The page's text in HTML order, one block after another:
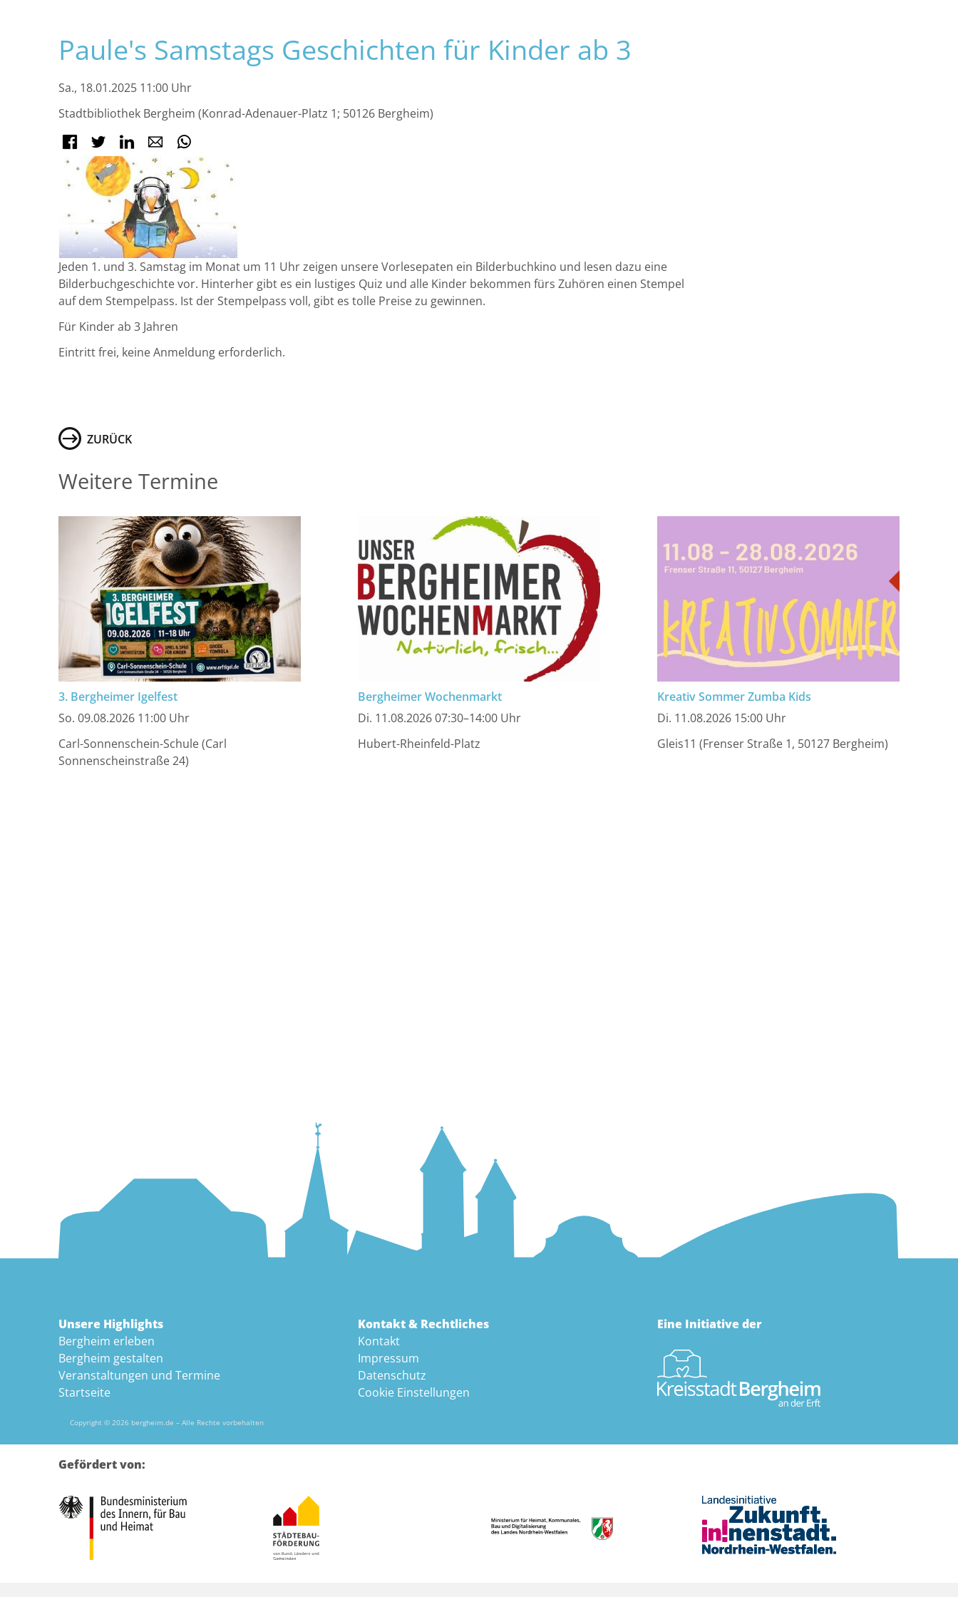
überspringen
ERLEBEN ENTDECKEN
Paule's Samstags Geschichten für Kinder ab 3
Sa., 18.01.2025 11:00 Uhr
Stadtbibliothek Bergheim (Konrad-Adenauer-Platz 1; 50126 Bergheim)
Facebook
Twitter LinkedInE-mail
Jeden 1. und 3. Samstag im Monat um 11 Uhr zeigen unsere Vorlesepaten ein Bilderbuchkino und lesen dazu eine
Bilderbuchgeschichte vor. Hinterher gibt es ein lustiges Quiz und alle Kinder bekommen fürs Zuhören einen Stempel
auf dem Stempelpass. Ist der Stempelpass voll, gibt es tolle Preise zu gewinnen.
Für Kinder ab 3 Jahren
Eintritt frei, keine Anmeldung erforderlich.
ZURÜCK
Weitere Termine
3. Bergheimer Igelfest
So. 09.08.2026 11:00 Uhr
Carl-Sonnenschein-Schule (Carl
Sonnenscheinstraße 24)
Bergheimer Wochenmarkt
Di. 11.08.2026 07:30–14:00 Uhr
Hubert-Rheinfeld-Platz
Kreativ Sommer Zumba Kids
Di. 11.08.2026 15:00 Uhr
Gleis11 (Frenser Straße 1, 50127 Bergheim)
Unsere Highlights
Bergheim erleben
Bergheim gestalten
Veranstaltungen und Termine
Startseite
Kontakt & Rechtliches
Kontakt
Impressum
Datenschutz
Cookie Einstellungen
Eine Initiative der
Copyright © 2026 bergheim.de – Alle Rechte vorbehalten
Gefördert von: